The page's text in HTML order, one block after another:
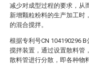
减少对成型过程的要求，从
新增颗粒粉料的生产加工时
的混合搅拌。
根据专利号CN 104190296
搅拌装置，通过设置散料管
散料管进行分散，即各种物